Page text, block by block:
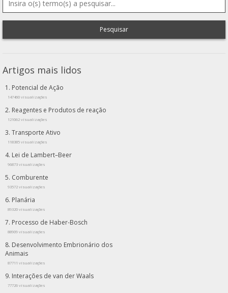
Pesquisar
Artigos mais lidos
Potencial de Ação
147460 visualizações
Reagentes e Produtos de reação
121062 visualizações
Transporte Ativo
118385 visualizações
Lei de Lambert–Beer
96873 visualizações
Comburente
93572 visualizações
Planária
89320 visualizações
Processo de Haber-Bosch
88909 visualizações
Desenvolvimento Embrionário dos
Animais
87711 visualizações
Interações de van der Waals
77726 visualizações